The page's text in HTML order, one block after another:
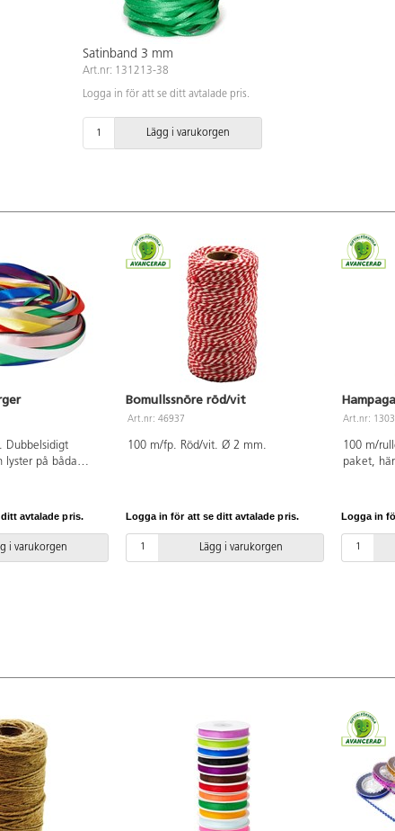
Satinband 3 mm
Art.nr: 131213-38
Logga in för att se ditt avtalade pris.
Lägg i varukorgen
Dubbelsidigt
lyster på båda
avtalade pris.
i varukorgen
Bomullssnöre röd/vit
Art.nr: 46937
100 m/fp. Röd/vit. Ø 2 mm.
Logga in för att se ditt avtalade pris.
Lägg i varukorgen
Art.nr:
100 m/
paket,
Logga in